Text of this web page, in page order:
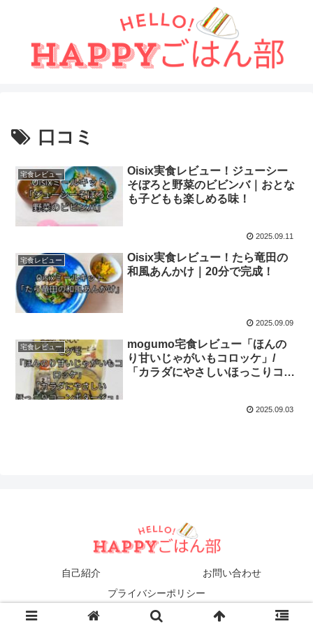
口コミ
宅食レビュー
Oisix実食レビュー！ジューシー
そぼろと野菜のビビンバ｜おとな
も子どもも楽しめる味！
2025.09.11
宅食レビュー
Oisix実食レビュー！たら竜田の
和風あんかけ｜20分で完成！
2025.09.09
宅食レビュー
mogumo宅食レビュー「ほんの
り甘いじゃがいもコロッケ」/
「カラダにやさしいほっこりコー
2025.09.03
自己紹介
お問い合わせ
プライバシーポリシー
© 2025 ハローハッピーごはん部.